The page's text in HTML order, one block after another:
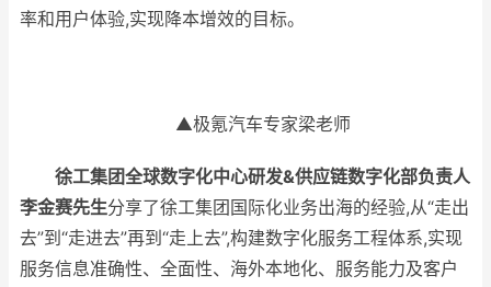
率和用户体验,实现降本增效的目标。
▲极氪汽车专家梁老师
徐工集团全球数字化中心研发&供应链数字化部负责人
李金赛先生分享了徐工集团国际化业务出海的经验,从“走出
去”到“走进去”再到“走上去”,构建数字化服务工程体系,实现
服务信息准确性、全面性、海外本地化、服务能力及客户